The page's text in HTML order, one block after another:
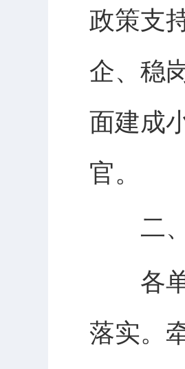
政策支
企、稳
面建成
官。
二、
各单
落实。